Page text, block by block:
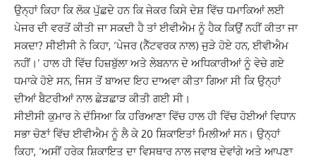
ਉਨ੍ਹਾਂ ਕਿਹਾ ਕਿ ਲੋਕ ਪੁੱਛਦੇ ਹਨ ਕਿ ਜੇਕਰ ਕਿਸੇ ਦੇਸ਼ ਵਿੱਚ ਧਮਾਕਿਆਂ ਲਈ
ਪੇਜਰ ਦੀ ਵਰਤੋਂ ਕੀਤੀ ਜਾ ਸਕਦੀ ਹੈ ਤਾਂ ਈਵੀਐਮ ਨੂੰ ਹੈਕ ਕਿਉਂ ਨਹੀਂ ਕੀਤਾ ਜਾ
ਸਕਦਾ? ਸੀਈਸੀ ਨੇ ਕਿਹਾ, ‘ਪੇਜਰ (ਨੈੱਟਵਰਕ ਨਾਲ) ਜੁੜੇ ਹੋਏ ਹਨ, ਈਵੀਐਮ
ਨਹੀਂ।’ ਹਾਲ ਹੀ ਵਿੱਚ ਹਿਜ਼ਬੁੱਲਾ ਅਤੇ ਲੇਬਨਾਨ ਦੇ ਅਧਿਕਾਰੀਆਂ ਨੂੰ ਵੇਚੇ ਗਏ
ਧਮਾਕੇ ਹੋਏ ਸਨ, ਜਿਸ ਤੋਂ ਬਾਅਦ ਇਹ ਦਾਅਵਾ ਕੀਤਾ ਗਿਆ ਸੀ ਕਿ ਉਨ੍ਹਾਂ
ਦੀਆਂ ਬੈਟਰੀਆਂ ਨਾਲ ਛੇੜਛਾੜ ਕੀਤੀ ਗਈ ਸੀ।
ਸੀਈਸੀ ਕੁਮਾਰ ਨੇ ਦੱਸਿਆ ਕਿ ਹਰਿਆਣਾ ਵਿੱਚ ਹਾਲ ਹੀ ਵਿੱਚ ਹੋਈਆਂ ਵਿਧਾਨ
ਸਭਾ ਚੋਣਾਂ ਵਿੱਚ ਈਵੀਐਮ ਨੂੰ ਲੈ ਕੇ 20 ਸ਼ਿਕਾਇਤਾਂ ਮਿਲੀਆਂ ਸਨ। ਉਨ੍ਹਾਂ
ਕਿਹਾ, ‘ਅਸੀਂ ਹਰੇਕ ਸ਼ਿਕਾਇਤ ਦਾ ਵਿਸਥਾਰ ਨਾਲ ਜਵਾਬ ਦੇਵਾਂਗੇ ਅਤੇ ਆਪਣਾ